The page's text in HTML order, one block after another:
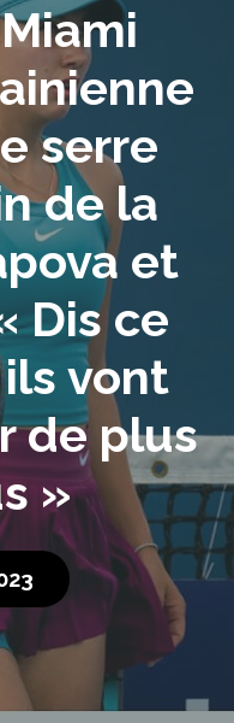
serre
de la
et
Dis ce
vont
de plus
»